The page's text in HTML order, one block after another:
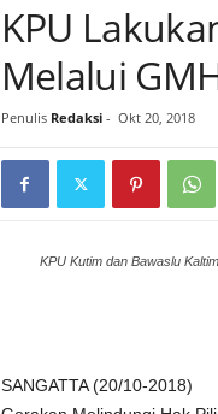
KPU
Melalui
Penulis Redaksi- Okt 20, 2018
KPU Kutim dan Bawaslu
SANGATTA (20/10-2018)